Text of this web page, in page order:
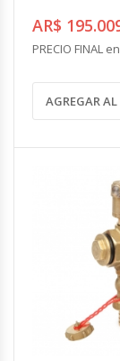
AR$
PRECIO FINAL
AGREGAR